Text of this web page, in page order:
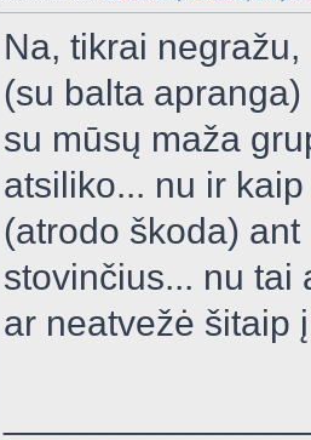
Na, tikrai
(su balta
su mūsų maža
atsiliko... nu ir
(atrodo škoda)
stovinčius... nu tai
ar neatvežė šitaip